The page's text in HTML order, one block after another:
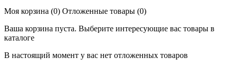
Моя корзина (0) Отложенные товары (0)
Ваша корзина пуста. Выберите интересующие вас товары в
каталоге
В настоящий момент у вас нет отложенных товаров